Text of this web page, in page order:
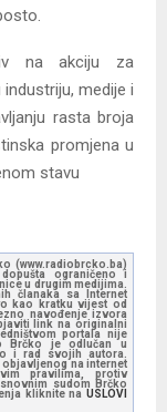
na akciju za
medije i
rasta broja
promjena u
stavu
(www.radiobrcko.ba)
ograničeno i
u drugim medijima.
članaka sa Internet
kao kratku vijest od
navođenje izvora
link na originalni
portala nije
Brčko je odlučan u
i rad svojih autora.
na internet
pravilima, protiv
sudom Brčko
kliknite na USLOVI